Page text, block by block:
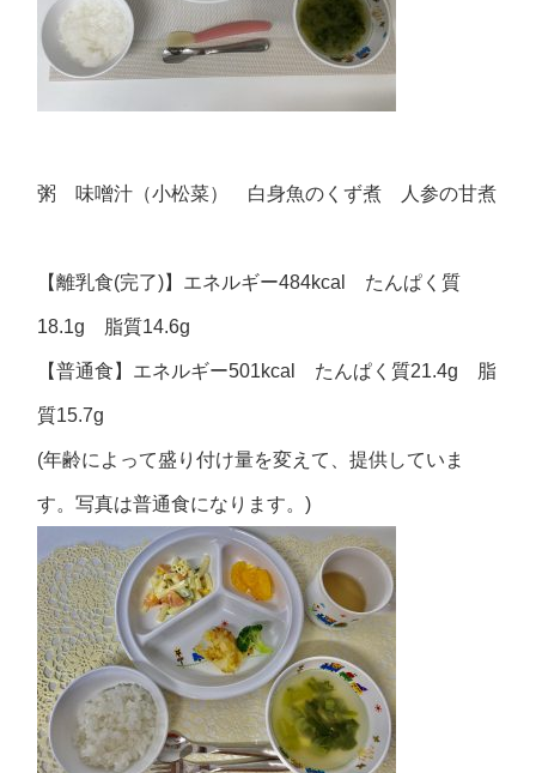
粥 味噌汁（小松菜） 白身魚のくず煮 人参の甘煮
【離乳食(完了)】エネルギー484kcal たんぱく質
18.1g 脂質14.6g
【普通食】エネルギー501kcal たんぱく質21.4g 脂
質15.7g
(年齢によって盛り付け量を変えて、提供していま
す。写真は普通食になります。)